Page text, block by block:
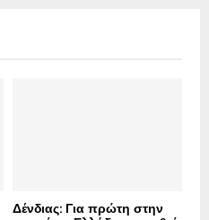
Δένδιας: Για πρώτη στην